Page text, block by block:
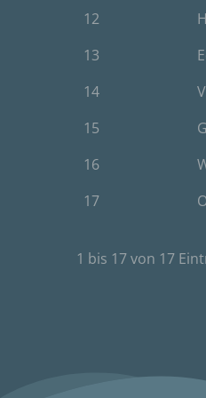
12
13
14
15
16
17
1 bis 17 von 17